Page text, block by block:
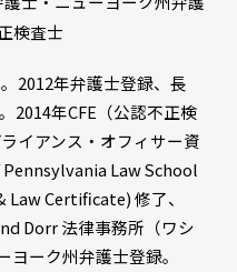
検査士
2012年弁護士登録、長
2014年CFE（公認不正検
イアンス・オフィサー資
Law School
Certificate) 修了、
Dorr 法律事務所（ワシ
ヨーク州弁護士登録。